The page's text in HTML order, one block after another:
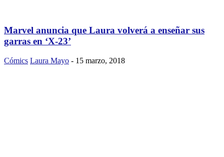
Marvel anuncia que Laura volverá a enseñar sus
garras en ‘X-23’
Cómics Laura Mayo - 15 marzo, 2018